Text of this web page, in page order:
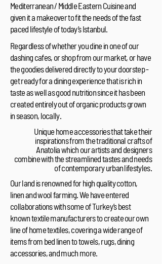
Mediterranean / Middle Eastern Cuisine and
given it a makeover to fit the needs of the fast
paced lifestyle of today’s Istanbul.
Regardless of whether you dine in one of our
dashing cafes, or shop from our market, or have
the goodies delivered directly to your doorstep -
get ready for a dining experience that is rich in
taste as well as good nutrition since it has been
created entirely out of organic products grown
in season, locally.
Unique home accessories that take their
inspirations from the traditional crafts of
Anatolia which our artists and designers
combine with the streamlined tastes and needs
of contemporary urban lifestyles.
Our land is renowned for high quality cotton,
linen and wool farming. We have entered
collaborations with some of Turkey’s best
known textile manufacturers to create our own
line of home textiles, covering a wide range of
items from bed linen to towels, rugs, dining
accessories, and much more.